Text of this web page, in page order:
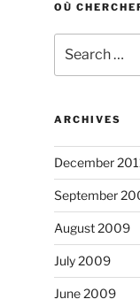
OÙ
for:
ARCHIVES
December
September
August 2009
July 2009
June 2009